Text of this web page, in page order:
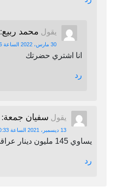
يقول محمد ربيع:
30 مارس، 2022 الساعة 1:56 م
انا اشتري حضرتك
رد
يقول سفيان جمعة:
13 ديسمبر، 2021 الساعة 10:33 ص
يساوي 145 مليون دينار عراقي
رد